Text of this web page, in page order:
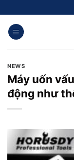
đến
nội
dung
NEWS
Máy uốn
động như